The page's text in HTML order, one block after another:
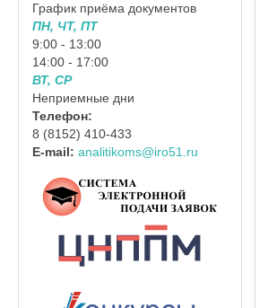
График приёма документов
ПН, ЧТ, ПТ
9:00 - 13:00
14:00 - 17:00
ВТ, СР
Неприемные дни
Телефон:
8 (8152) 410-433
E-mail: analitikoms@iro51.ru